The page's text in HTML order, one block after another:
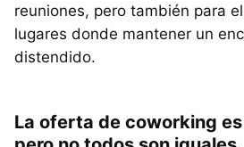
reuniones, pero también para
lugares donde mantener un
distendido.
La oferta de coworking